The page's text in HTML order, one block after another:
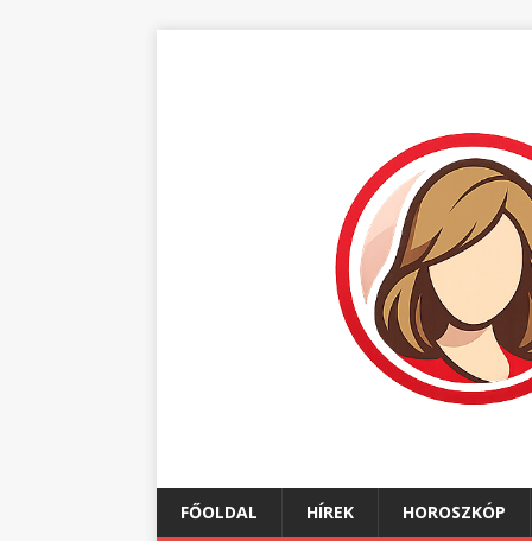
FŐOLDAL HÍREK HOROSZKÓP